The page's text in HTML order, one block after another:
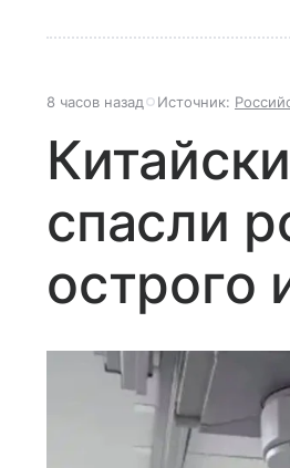
8 часов назад Источник:
спасли
острого